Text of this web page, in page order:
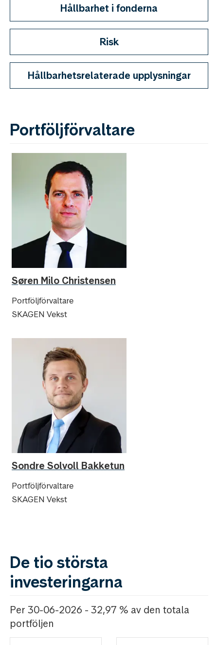
Hållbarhet i fonderna
Risk
Hållbarhetsrelaterade upplysningar
Portföljförvaltare
Søren Milo Christensen
Portföljförvaltare
SKAGEN Vekst
Sondre Solvoll Bakketun
Portföljförvaltare
SKAGEN Vekst
De tio största
investeringarna
Per 30-06-2026 - 32,97 % av den totala
portföljen